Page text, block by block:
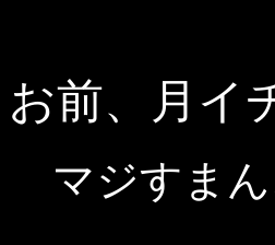
お前、月イ
マジすま